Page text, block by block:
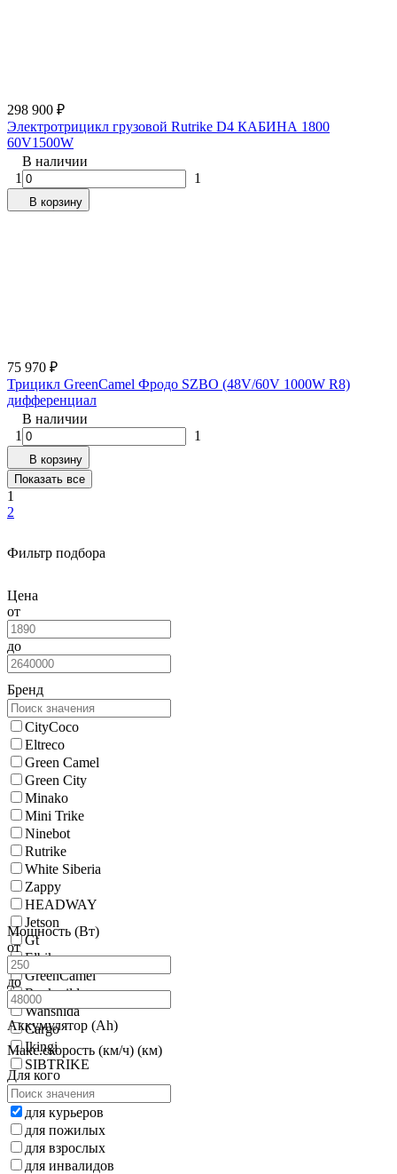
298 900 ₽
Электротрицикл грузовой Rutrike D4 КАБИНА 1800
60V1500W
В наличии
1
1
В корзину
75 970 ₽
Трицикл GreenCamel Фродо SZBO (48V/60V 1000W R8)
дифференциал
В наличии
1
1
В корзину
Показать все
1
2
Фильтр подбора
Цена
от
до
Бренд
CityCoco
Eltreco
Green Camel
Green City
Minako
Mini Trike
Ninebot
Rutrike
White Siberia
Zappy
HEADWAY
Jetson
Gt
Elbike
GreenCamel
Rockwild
Wanshida
Cargo
Ikingi
SIBTRIKE
Мощность (Вт)
от
до
Аккумулятор (Ah)
Макс.скорость (км/ч) (км)
Для кого
для курьеров
для пожилых
для взрослых
для инвалидов